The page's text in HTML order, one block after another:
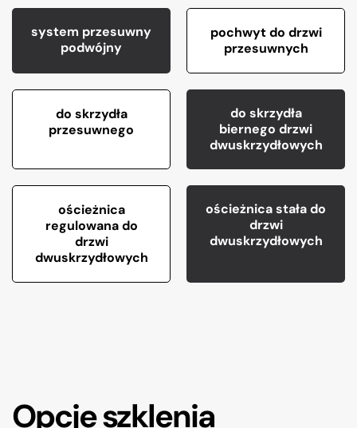
system przesuwny
podwójny
pochwyt do drzwi
przesuwnych
do skrzydła
przesuwnego
do skrzydła
biernego drzwi
dwuskrzydłowych
ościeżnica
regulowana do
drzwi
dwuskrzydłowych
ościeżnica stała do
drzwi
dwuskrzydłowych
Opcje szklenia